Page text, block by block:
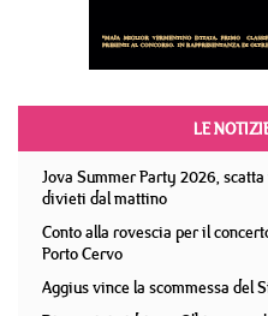
LE
Jova Summer Party 2026,
divieti dal mattino
Conto alla rovescia per il
Porto Cervo
Aggius vince la scommessa del